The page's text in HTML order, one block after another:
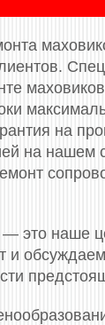
на
на нашем
это наше